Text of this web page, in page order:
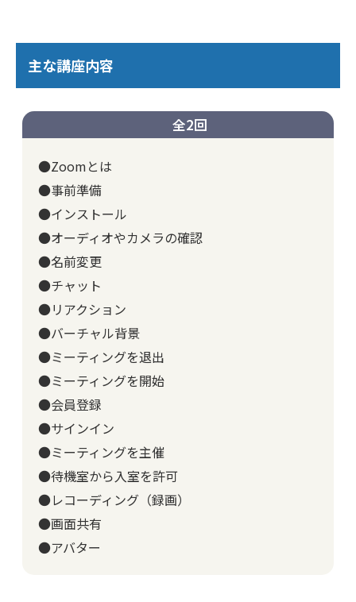
主な講座内容
全2回
●Zoomとは
●事前準備
●インストール
●オーディオやカメラの確認
●名前変更
●チャット
●リアクション
●バーチャル背景
●ミーティングを退出
●ミーティングを開始
●会員登録
●サインイン
●ミーティングを主催
●待機室から入室を許可
●レコーディング（録画）
●画面共有
●アバター